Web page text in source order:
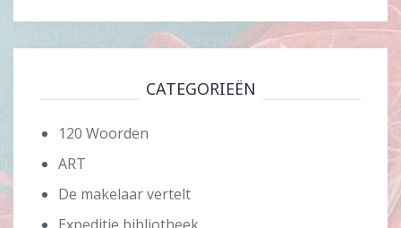
CATEGORIEËN
120 Woorden
ART
De makelaar vertelt